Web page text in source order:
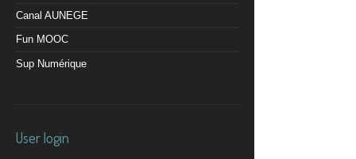
Canal AUNEGE
Fun MOOC
Sup Numérique
User login